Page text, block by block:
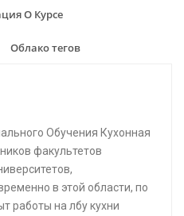
О Курсе
Облако тегов
Обучения Кухонная
факультетов
в этой области, по
работы на лбу кухни